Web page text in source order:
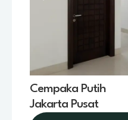
Cempaka Putih
Jakarta Pusat